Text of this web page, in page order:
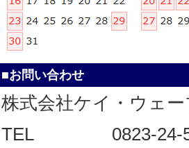
■お問い合わせ
株式会社ケイ・ウェー
TEL
0823-24-